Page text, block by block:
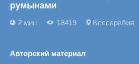
румынами
2 мин 18419 Бессарабия
Авторский материал